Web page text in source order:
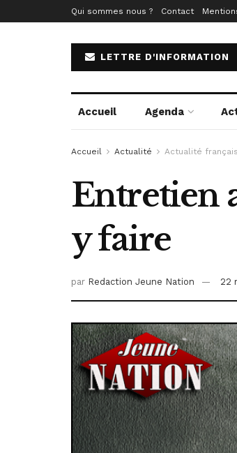
Qui sommes nous ? Contact
LETTRE D'INFORMATION
Accueil Agenda
Accueil Actualité Actualité
Entretien
y faire
par Redaction Jeune Nation 22